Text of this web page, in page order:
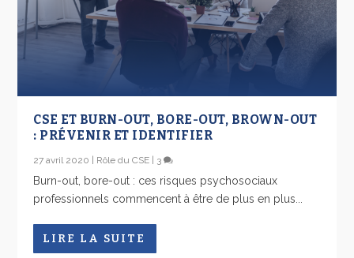
CSE ET BURN-OUT, BORE-OUT, BROWN-OUT
: PRÉVENIR ET IDENTIFIER
27 avril 2020 Rôle du CSE 3
Burn-out, bore-out : ces risques psychosociaux
professionnels commencent à être de plus en plus...
LIRE LA SUITE